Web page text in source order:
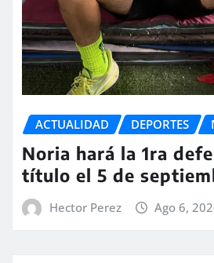
ACTUALIDAD DEPORTES
Noria hará la 1ra
título el 5 de
Hector Perez Ago 6,